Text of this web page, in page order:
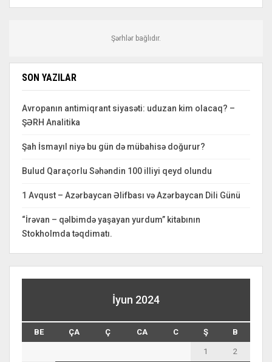
Şərhlər bağlıdır.
SON YAZILAR
Avropanın antimiqrant siyasəti: uduzan kim olacaq? –
ŞƏRH Analitika
Şah İsmayıl niyə bu gün də mübahisə doğurur?
Bulud Qaraçorlu Səhəndin 100 illiyi qeyd olundu
1 Avqust – Azərbaycan Əlifbası və Azərbaycan Dili Günü
“İrəvan – qəlbimdə yaşayan yurdum” kitabının
Stokholmda təqdimatı.
İyun 2024
BE ÇA Ç CA C Ş B
1 2